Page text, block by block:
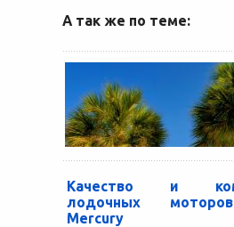
А так же по теме:
Качество и
лодочных
Mercury